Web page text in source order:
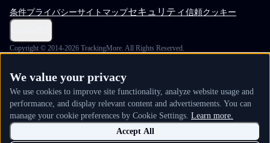
条件プライバシーサイトマップセキュリティ 信頼クッキー
Copyright © 2014-2026 TrackingMore. All Rights Reserved.
We value your privacy
We use cookies to improve site functionality, analyze website usage and
performance, and display relevant content and advertisements. You can
manage your cookie preferences by Cookie Settings. Learn more.
Accept All